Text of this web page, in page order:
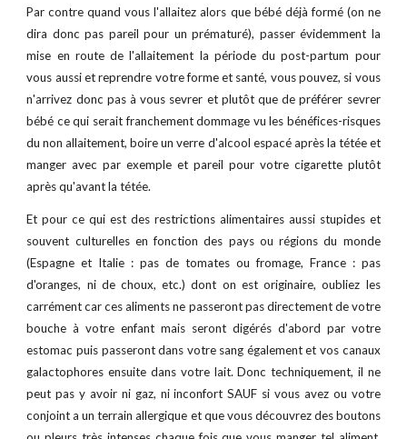
Par contre quand vous l'allaitez alors que bébé déjà formé (on ne
dira donc pas pareil pour un prématuré), passer évidemment la
mise en route de l'allaitement la période du post-partum pour
vous aussi et reprendre votre forme et santé, vous pouvez, si vous
n'arrivez donc pas à vous sevrer et plutôt que de préférer sevrer
bébé ce qui serait franchement dommage vu les bénéfices-risques
du non allaitement, boire un verre d'alcool espacé après la tétée et
manger avec par exemple et pareil pour votre cigarette plutôt
après qu'avant la tétée.
Et pour ce qui est des restrictions alimentaires aussi stupides et
souvent culturelles en fonction des pays ou régions du monde
(Espagne et Italie : pas de tomates ou fromage, France : pas
d'oranges, ni de choux, etc.) dont on est originaire, oubliez les
carrément car ces aliments ne passeront pas directement de votre
bouche à votre enfant mais seront digérés d'abord par votre
estomac puis passeront dans votre sang également et vos canaux
galactophores ensuite dans votre lait. Donc techniquement, il ne
peut pas y avoir ni gaz, ni inconfort SAUF si vous avez ou votre
conjoint a un terrain allergique et que vous découvrez des boutons